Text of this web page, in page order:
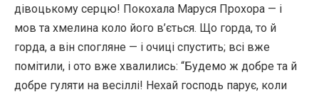
дівоцькому серцю! Покохала Маруся Прохора — і
мов та хмелина коло його в’ється. Що горда, то й
горда, а він спогляне — і очиці спустить; всі вже
помітили, і ото вже хвалились: “Будемо ж добре та й
добре гуляти на весіллі! Нехай господь парує, коли